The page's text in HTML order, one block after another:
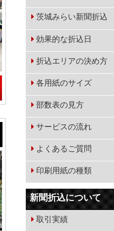
茨城みらい新聞折込
効果的な折込日
折込エリアの決め方
各用紙のサイズ
部数表の見方
サービスの流れ
よくあるご質問
印刷用紙の種類
新聞折込について
取引実績